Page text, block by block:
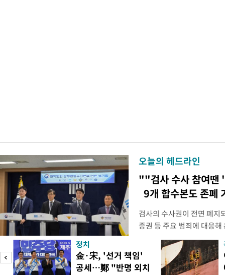
오늘의 헤드라인
""검사 수사 참여
9개 합수본도 존폐
검사의 수사권이 전면 폐
증권 등 주요 범죄에 대응
새로운 쟁점으로 떠올랐
여 근거가 사라지면서 현행
이다. 9일 법조계에 따르면
사의 수사권이 박탈되면서,
정치
金·宋, '선거 책임'
공세…鄭 "반명 외치